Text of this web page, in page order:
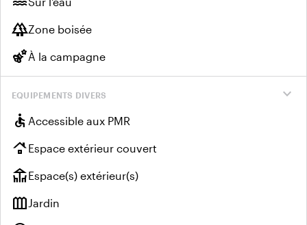
forestZone boisée
emoji_natureÀ la campagne
expand_more
EQUIPEMENTS DIVERS
accessible Accessible aux PMR
roofingEspace extérieur couvert
deckEspace(s) extérieur(s)
outdoor_gardenJardin